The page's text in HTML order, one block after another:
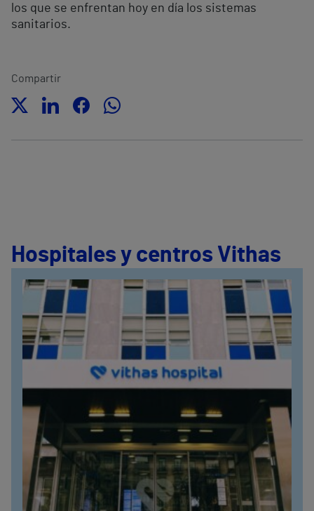
los que se enfrentan hoy en día los sistemas
sanitarios.
Compartir
Hospitales y centros Vithas